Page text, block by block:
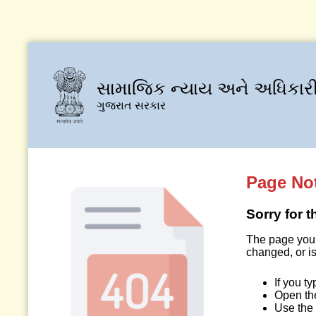
સામાજિક ન્યાય અને
ગુજરાત સરકાર
Page
Sorry for
The page
changed, or
If you
Open
Use